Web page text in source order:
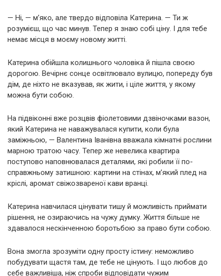
— Ні, — м’яко, але твердо відповіла Катерина. — Ти ж
розумієш, що час минув. Тепер я знаю собі ціну. І для тебе
немає місця в моєму новому житті.
Катерина обійшла колишнього чоловіка й пішла своєю
дорогою. Вечірнє сонце освітлювало вулицю, попереду був
дім, де ніхто не вказував, як жити, і ціле життя, у якому
можна бути собою.
На підвіконні вже розцвів фіолетовими дзвіночками вазон,
який Катерина не наважувалася купити, коли була
заміжньою, — Валентина Іванівна вважала кімнатні рослини
марною тратою часу. Тепер же невелика квартира
поступово наповнювалася деталями, які робили її по-
справжньому затишною: картини на стінах, м’який плед на
кріслі, аромат свіжозвареної кави вранці.
Катерина навчилася цінувати тишу й можливість приймати
рішення, не озираючись на чужу думку. Життя більше не
здавалося нескінченною боротьбою за право бути собою.
Вона змогла зрозуміти одну просту істину: неможливо
побудувати щастя там, де тебе не цінують. І що любов до
себе важливіша, ніж спроби відповідати чужим